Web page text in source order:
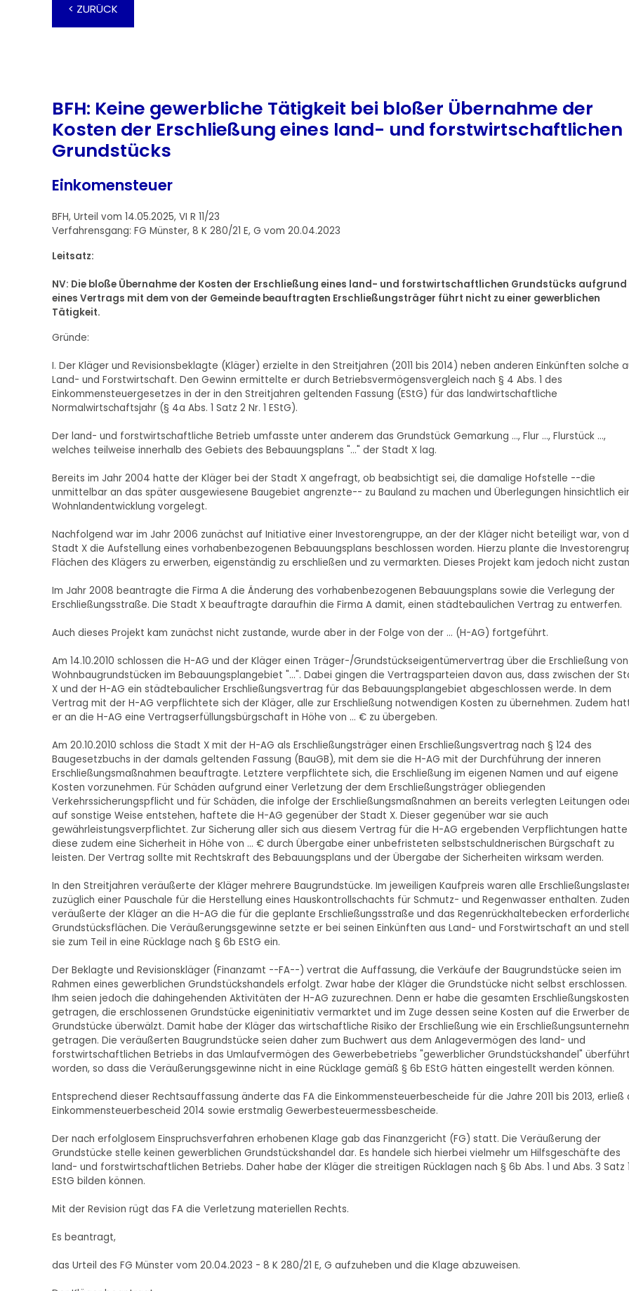
< ZURÜCK
BFH: Keine gewerbliche Tätigkeit bei bloßer Übernahme der
Kosten der Erschließung eines land- und forstwirtschaftlichen
Grundstücks
Einkomensteuer
BFH, Urteil vom 14.05.2025, VI R 11/23
Verfahrensgang: FG Münster, 8 K 280/21 E, G vom 20.04.2023
Leitsatz:
NV: Die bloße Übernahme der Kosten der Erschließung eines land- und forstwirtschaftlichen Grundstücks aufgrund
eines Vertrags mit dem von der Gemeinde beauftragten Erschließungsträger führt nicht zu einer gewerblichen
Tätigkeit.
Gründe:
I. Der Kläger und Revisionsbeklagte (Kläger) erzielte in den Streitjahren (2011 bis 2014) neben anderen Einkünften solche
Land- und Forstwirtschaft. Den Gewinn ermittelte er durch Betriebsvermögensvergleich nach § 4 Abs. 1 des
Einkommensteuergesetzes in der in den Streitjahren geltenden Fassung (EStG) für das landwirtschaftliche
Normalwirtschaftsjahr (§ 4a Abs. 1 Satz 2 Nr. 1 EStG).
Der land- und forstwirtschaftliche Betrieb umfasste unter anderem das Grundstück Gemarkung ..., Flur ..., Flurstück ...,
welches teilweise innerhalb des Gebiets des Bebauungsplans "..." der Stadt X lag.
Bereits im Jahr 2004 hatte der Kläger bei der Stadt X angefragt, ob beabsichtigt sei, die damalige Hofstelle --die
unmittelbar an das später ausgewiesene Baugebiet angrenzte-- zu Bauland zu machen und Überlegungen hinsichtlich
Wohnlandentwicklung vorgelegt.
Nachfolgend war im Jahr 2006 zunächst auf Initiative einer Investorengruppe, an der der Kläger nicht beteiligt war, von
Stadt X die Aufstellung eines vorhabenbezogenen Bebauungsplans beschlossen worden. Hierzu plante die
Flächen des Klägers zu erwerben, eigenständig zu erschließen und zu vermarkten. Dieses Projekt kam jedoch nicht
Im Jahr 2008 beantragte die Firma A die Änderung des vorhabenbezogenen Bebauungsplans sowie die Verlegung der
Erschließungsstraße. Die Stadt X beauftragte daraufhin die Firma A damit, einen städtebaulichen Vertrag zu entwerfen.
Auch dieses Projekt kam zunächst nicht zustande, wurde aber in der Folge von der ... (H-AG) fortgeführt.
Am 14.10.2010 schlossen die H-AG und der Kläger einen Träger-/Grundstückseigentümervertrag über die Erschließung von
Wohnbaugrundstücken im Bebauungsplangebiet "...". Dabei gingen die Vertragsparteien davon aus, dass zwischen der
X und der H-AG ein städtebaulicher Erschließungsvertrag für das Bebauungsplangebiet abgeschlossen werde. In dem
Vertrag mit der H-AG verpflichtete sich der Kläger, alle zur Erschließung notwendigen Kosten zu übernehmen. Zudem
er an die H-AG eine Vertragserfüllungsbürgschaft in Höhe von ... € zu übergeben.
Am 20.10.2010 schloss die Stadt X mit der H-AG als Erschließungsträger einen Erschließungsvertrag nach § 124 des
Baugesetzbuchs in der damals geltenden Fassung (BauGB), mit dem sie die H-AG mit der Durchführung der inneren
Erschließungsmaßnahmen beauftragte. Letztere verpflichtete sich, die Erschließung im eigenen Namen und auf eigene
Kosten vorzunehmen. Für Schäden aufgrund einer Verletzung der dem Erschließungsträger obliegenden
Verkehrssicherungspflicht und für Schäden, die infolge der Erschließungsmaßnahmen an bereits verlegten Leitungen
auf sonstige Weise entstehen, haftete die H-AG gegenüber der Stadt X. Dieser gegenüber war sie auch
gewährleistungsverpflichtet. Zur Sicherung aller sich aus diesem Vertrag für die H-AG ergebenden Verpflichtungen hatte
diese zudem eine Sicherheit in Höhe von ... € durch Übergabe einer unbefristeten selbstschuldnerischen Bürgschaft zu
leisten. Der Vertrag sollte mit Rechtskraft des Bebauungsplans und der Übergabe der Sicherheiten wirksam werden.
In den Streitjahren veräußerte der Kläger mehrere Baugrundstücke. Im jeweiligen Kaufpreis waren alle
zuzüglich einer Pauschale für die Herstellung eines Hauskontrollschachts für Schmutz- und Regenwasser enthalten.
veräußerte der Kläger an die H-AG die für die geplante Erschließungsstraße und das Regenrückhaltebecken
Grundstücksflächen. Die Veräußerungsgewinne setzte er bei seinen Einkünften aus Land- und Forstwirtschaft an und
sie zum Teil in eine Rücklage nach § 6b EStG ein.
Der Beklagte und Revisionskläger (Finanzamt --FA--) vertrat die Auffassung, die Verkäufe der Baugrundstücke seien im
Rahmen eines gewerblichen Grundstückshandels erfolgt. Zwar habe der Kläger die Grundstücke nicht selbst erschlossen.
Ihm seien jedoch die dahingehenden Aktivitäten der H-AG zuzurechnen. Denn er habe die gesamten Erschließungskosten
getragen, die erschlossenen Grundstücke eigeninitiativ vermarktet und im Zuge dessen seine Kosten auf die Erwerber
Grundstücke überwälzt. Damit habe der Kläger das wirtschaftliche Risiko der Erschließung wie ein
getragen. Die veräußerten Baugrundstücke seien daher zum Buchwert aus dem Anlagevermögen des land- und
forstwirtschaftlichen Betriebs in das Umlaufvermögen des Gewerbebetriebs "gewerblicher Grundstückshandel" überführt
worden, so dass die Veräußerungsgewinne nicht in eine Rücklage gemäß § 6b EStG hätten eingestellt werden können.
Entsprechend dieser Rechtsauffassung änderte das FA die Einkommensteuerbescheide für die Jahre 2011 bis 2013, erließ
Einkommensteuerbescheid 2014 sowie erstmalig Gewerbesteuermessbescheide.
Der nach erfolglosem Einspruchsverfahren erhobenen Klage gab das Finanzgericht (FG) statt. Die Veräußerung der
Grundstücke stelle keinen gewerblichen Grundstückshandel dar. Es handele sich hierbei vielmehr um Hilfsgeschäfte des
land- und forstwirtschaftlichen Betriebs. Daher habe der Kläger die streitigen Rücklagen nach § 6b Abs. 1 und Abs. 3 Satz 1
EStG bilden können.
Mit der Revision rügt das FA die Verletzung materiellen Rechts.
Es beantragt,
das Urteil des FG Münster vom 20.04.2023 - 8 K 280/21 E, G aufzuheben und die Klage abzuweisen.